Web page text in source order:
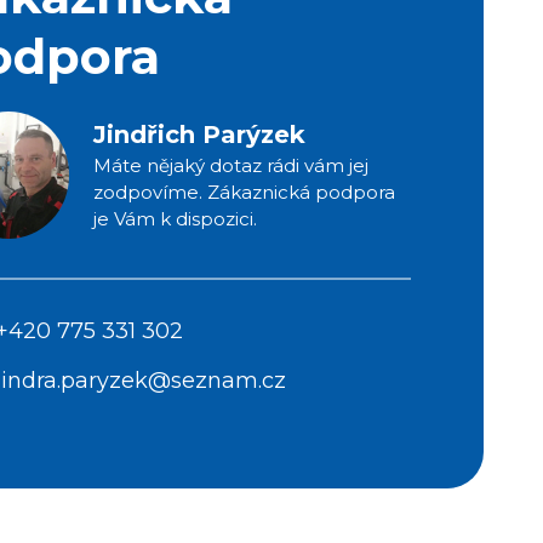
Jindřich Parýzek
Máte nějaký dotaz rádi vám jej
zodpovíme. Zákaznická podpora
je Vám k dispozici.
775 331 302